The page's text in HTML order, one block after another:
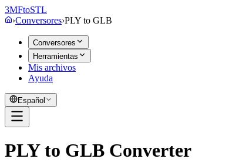
3MFtoSTL
›Conversores›PLY to GLB
Conversores
Herramientas
Mis archivos
Ayuda
Español
PLY to GLB Converter